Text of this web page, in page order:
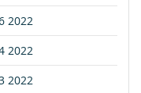
2022
2022
2022